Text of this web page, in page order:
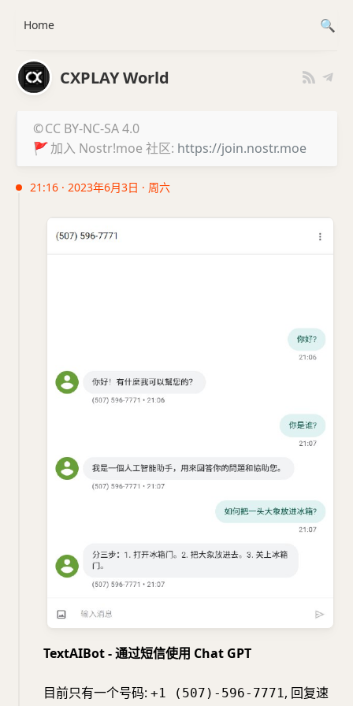
CXPLAY World
©CC BY-NC-SA 4.0
🚩加入 Nostr!moe 社区: https://join.nostr.moe
21:16 · 2023年6月3日 · 周六
TextAIBot - 通过短信使用 Chat GPT
目前只有一个号码: +1 (507)-596-7771, 回复速
Home